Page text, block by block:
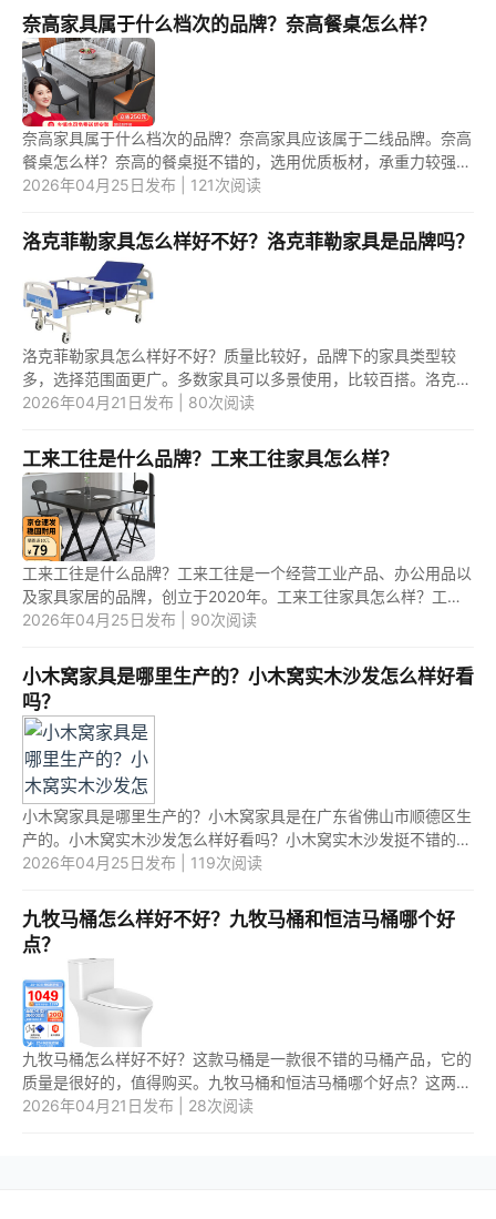
奈高家具属于什么档次的品牌？奈高餐桌怎么样？
奈高家具属于什么档次的品牌？奈高家具应该属于二线品牌。奈高
餐桌怎么样？奈高的餐桌挺不错的，选用优质板材，承重力较强，
质量有保障，而且款式设计简洁，美观大方，做工精细，无异味。
2026年04月25日发布 | 121次阅读
洛克菲勒家具怎么样好不好？洛克菲勒家具是品牌吗？
洛克菲勒家具怎么样好不好？质量比较好，品牌下的家具类型较
多，选择范围面更广。多数家具可以多景使用，比较百搭。洛克菲
勒家具是品牌吗？是较高端的家具品牌。 1.洛克菲勒家具怎么样好
2026年04月21日发布 | 80次阅读
工来工往是什么品牌？工来工往家具怎么样？
工来工往是什么品牌？工来工往是一个经营工业产品、办公用品以
及家具家居的品牌，创立于2020年。工来工往家具怎么样？工来
工往的家具挺不错的，选材比较用心，材质坚固，耐用耐磨，外观
2026年04月25日发布 | 90次阅读
小木窝家具是哪里生产的？小木窝实木沙发怎么样好看
吗？
小木窝家具是哪里生产的？小木窝家具是在广东省佛山市顺德区生
产的。小木窝实木沙发怎么样好看吗？小木窝实木沙发挺不错的，
采用高品质实木，外观设计美观简约，高端上档次，其次质量也比
2026年04月25日发布 | 119次阅读
九牧马桶怎么样好不好？九牧马桶和恒洁马桶哪个好
点？
九牧马桶怎么样好不好？这款马桶是一款很不错的马桶产品，它的
质量是很好的，值得购买。九牧马桶和恒洁马桶哪个好点？这两款
马桶产品中，应该是第一款马桶产品更好用一些。 1.九牧马桶怎么
2026年04月21日发布 | 28次阅读